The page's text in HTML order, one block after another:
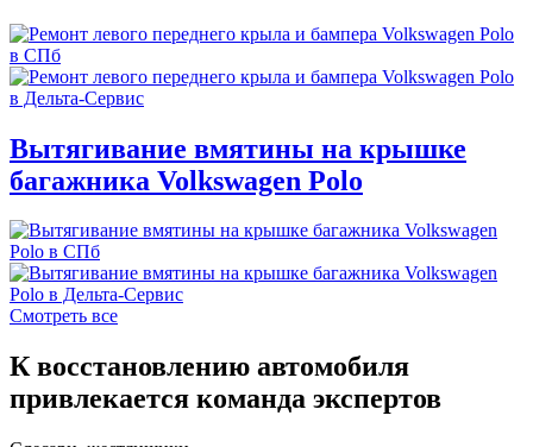
Вытягивание вмятины на крышке
багажника Volkswagen Polo
Смотреть все
К восстановлению автомобиля
привлекается команда экспертов